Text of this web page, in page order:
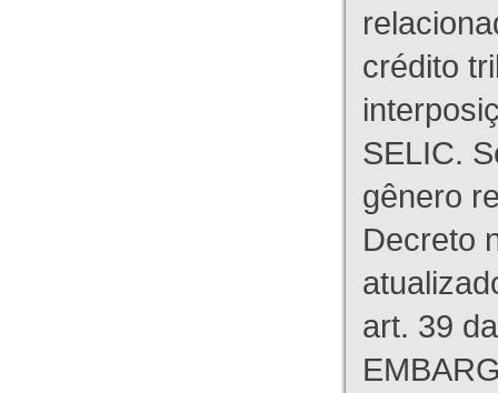
crédito
SELIC.
gênero
Decreto
art. 39